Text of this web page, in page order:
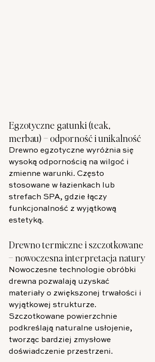
Egzotyczne gatunki (teak,
merbau) – odporność i unikalność
Drewno egzotyczne wyróżnia się
wysoką odpornością na wilgoć i
zmienne warunki. Często
stosowane w łazienkach lub
strefach SPA, gdzie łączy
funkcjonalność z wyjątkową
estetyką.
Drewno termiczne i szczotkowane
– nowoczesna interpretacja natury
Nowoczesne technologie obróbki
drewna pozwalają uzyskać
materiały o zwiększonej trwałości i
wyjątkowej strukturze.
Szczotkowane powierzchnie
podkreślają naturalne usłojenie,
tworząc bardziej zmysłowe
doświadczenie przestrzeni.